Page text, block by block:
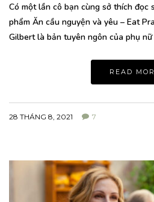
Có một lần cô bạn cùng sở thích đọc
phẩm Ăn cầu nguyện và yêu – Eat
Gilbert là bản tuyên ngôn của phụ nữ
READ
28 THÁNG 8, 2021 7